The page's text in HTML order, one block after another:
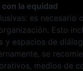
la equidad
es necesario
Esto
y espacios de
se
medios de